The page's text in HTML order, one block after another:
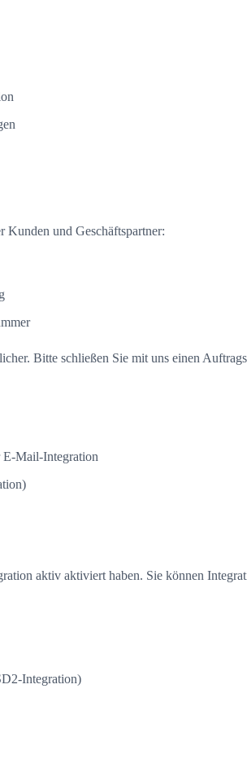
und Geschäftspartner:
Bitte schließen Sie mit uns einen
E-Mail-Integration
aktiv aktiviert haben. Sie können
Integration)